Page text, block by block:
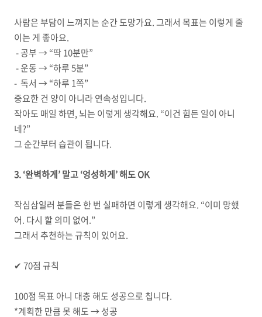
사람은 부담이 느껴지는 순간 도망가요. 그래서 목표는 이렇게 줄
이는 게 좋아요.
- 공부 → “딱 10분만”
- 운동 → “하루 5분”
- 독서 → “하루 1쪽”
중요한 건 양이 아니라 연속성입니다.
작아도 매일 하면, 뇌는 이렇게 생각해요. “이건 힘든 일이 아니
네?”
그 순간부터 습관이 됩니다.
3. ‘완벽하게’ 말고 ‘엉성하게’ 해도 OK
작심삼일러 분들은 한 번 실패하면 이렇게 생각해요. “이미 망했
어. 다시 할 의미 없어.”
그래서 추천하는 규칙이 있어요.
✔ 70점 규칙
100점 목표 아니 대충 해도 성공으로 칩니다.
*계획한 만큼 못 해도 → 성공